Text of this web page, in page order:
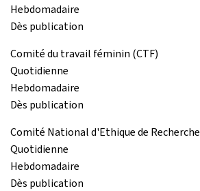
Hebdomadaire
Dès publication
Comité du travail féminin (CTF)
Quotidienne
Hebdomadaire
Dès publication
Comité National d'Ethique de Recherche
Quotidienne
Hebdomadaire
Dès publication